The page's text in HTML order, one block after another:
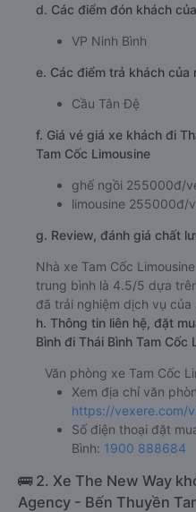
d. Các điểm đón khách
VP Ninh Bình
e. Các điểm trả khách của
Cầu Tân Đệ
f. Giá vé giá xe khách đi
Tam Cốc Limousine
ghế ngồi 255000đ/
limousine 255000đ/
g. Review, đánh giá chất
Nhà xe Tam Cốc
trung bình là 4.5/5 dựa
đã trải nghiệm dịch vụ của
h. Thông tin liên hệ, đặt
Bình đi Thái Bình Tam Cốc
Văn phòng xe Tam Cốc
Xem địa chỉ văn
https://vexere.com/
Số điện thoại đặt
Bình: 1900 888684
🚌 2. Xe The New Way
Agency - Bến Thuyền